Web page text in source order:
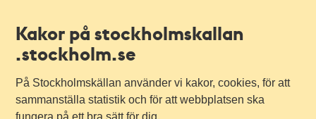
Kakor på stockholmskallan
.stockholm.se
På Stockholmskällan använder vi kakor, cookies, för att
sammanställa statistik och för att webbplatsen ska
fungera på ett bra sätt för dig.